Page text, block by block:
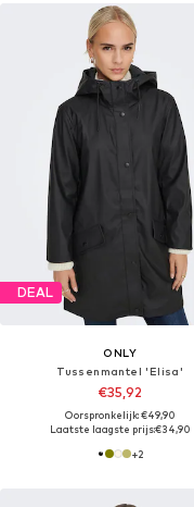
DEAL
ONLY
Tussenmantel 'Elisa'
€35,92
Oorspronkelijk: €49,90
Laatste laagste prijs:€34,90
+2